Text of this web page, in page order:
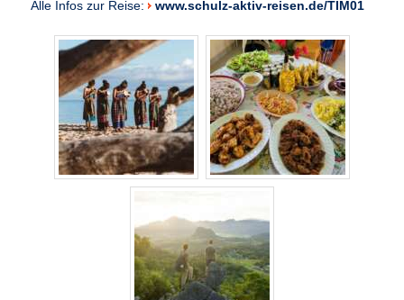
Alle Infos zur Reise: www.schulz-aktiv-reisen.de/TIM01